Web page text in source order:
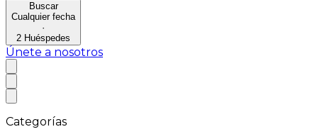
Buscar
Cualquier fecha
·
2 Huéspedes
Únete a nosotros
Categorías